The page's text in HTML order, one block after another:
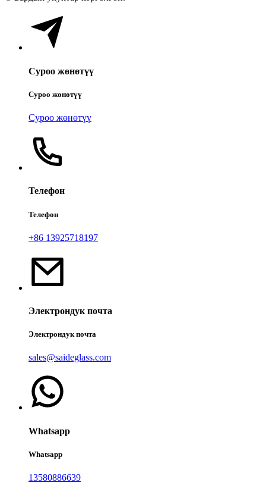
Суроо жөнөтүү
Суроо жөнөтүү
Суроо жөнөтүү
Телефон
Телефон
+86 13925718197
Электрондук почта
Электрондук почта
sales@saideglass.com
Whatsapp
Whatsapp
13580886639